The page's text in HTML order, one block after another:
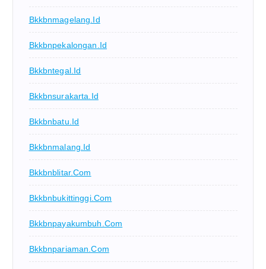
Bkkbnmagelang.id
Bkkbnpekalongan.id
Bkkbntegal.id
Bkkbnsurakarta.id
Bkkbnbatu.id
Bkkbnmalang.id
Bkkbnblitar.com
Bkkbnbukittinggi.com
Bkkbnpayakumbuh.com
Bkkbnpariaman.com